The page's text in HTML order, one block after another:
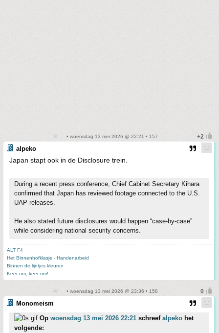
• woensdag 13 mei 2026 @ 22:21 • 157
alpeko
Japan stapt ook in de Disclosure trein.
During a recent press conference, Chief Cabinet Secretary Kihara
confirmed that Japan has reviewed footage connected to the U.S.
UAP releases.
He also stated future disclosures would happen “case-by-case”
while considering national security concerns.
ALT F4
Het Binnenhofklasje - Handenarbeid
Binnen de lijntjes kleuren
Keer om, keer om!
• woensdag 13 mei 2026 @ 23:36 • 158
Monomeism
Op woensdag 13 mei 2026 22:21 schreef alpeko het
volgende: